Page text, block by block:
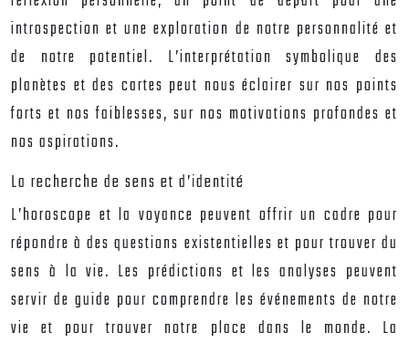
introspection et une exploration de notre personnalité et
de notre potentiel. L’interprétation symbolique des
planètes et des cartes peut nous éclairer sur nos points
forts et nos faiblesses, sur nos motivations profondes et
nos aspirations.
La recherche de sens et d’identité
L’horoscope et la voyance peuvent offrir un cadre pour
répondre à des questions existentielles et pour trouver du
sens à la vie. Les prédictions et les analyses peuvent
servir de guide pour comprendre les événements de notre
vie et pour trouver notre place dans le monde. La